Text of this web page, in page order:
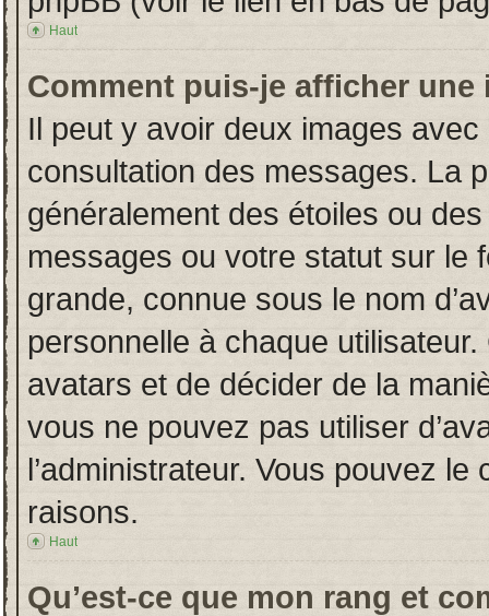
Haut
Comment puis-je afficher une
Il peut y avoir deux images
consultation des messages. La
généralement des étoiles ou
messages ou votre statut sur le
grande, connue sous le nom
personnelle à chaque utilisateur.
avatars et de décider de la
vous ne pouvez pas utiliser
l’administrateur. Vous pouvez
raisons.
Haut
Qu’est-ce que mon rang et